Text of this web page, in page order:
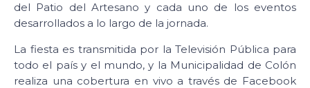
del Patio del Artesano y cada uno de los eventos
desarrollados a lo largo de la jornada.
La fiesta es transmitida por la Televisión Pública para
todo el país y el mundo, y la Municipalidad de Colón
realiza una cobertura en vivo a través de Facebook